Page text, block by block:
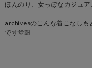
ほんのり、女っぽなカジュ
archivesのこんな着こなし